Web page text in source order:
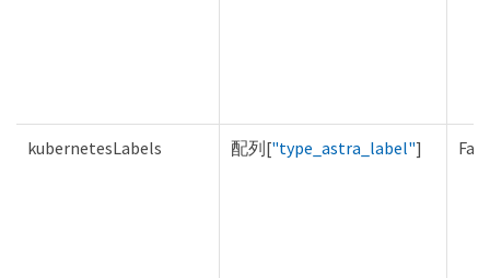
kubernetesLabels 配列["type_astra_label"]